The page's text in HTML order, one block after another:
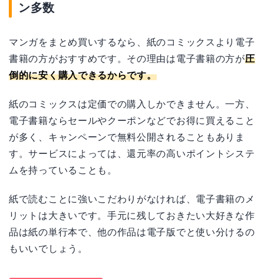
ン多数
マンガをまとめ買いするなら、紙のコミックスより電子
書籍の方がおすすめです。その理由は電子書籍の方が圧
倒的に安く購入できるからです。
紙のコミックスは定価での購入しかできません。一方、
電子書籍ならセールやクーポンなどでお得に買えること
が多く、キャンペーンで無料公開されることもありま
す。サービスによっては、還元率の高いポイントシステ
ムを持っていることも。
紙で読むことに強いこだわりがなければ、電子書籍のメ
リットは大きいです。手元に残しておきたい大好きな作
品は紙の単行本で、他の作品は電子版でと使い分けるの
もいいでしょう。